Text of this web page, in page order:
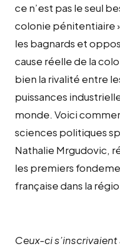
ce n’est pas le seul
colonie pénitentiaire
les bagnards et
cause réelle de la
bien la rivalité entre
puissances
monde. Voici
sciences politiques
Nathalie Mrgudovic,
les premiers
française dans la
Ceux-ci